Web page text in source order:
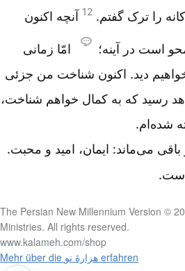
را ترک گفتم. 12 آنچه اکنون
است در آینه؛
امّا زمانی
دید. اکنون شناخت من جزئی
رسید که به کمال خواهم شناخت،
شده‌ام.
می‌ماند: ایمان، امید و محبت.
است.
The Persian New Millennium Version ©
Ministries. All rights reserved.
www.kalameh.com/shop
Mehr über die هزارۀ نو erfahren